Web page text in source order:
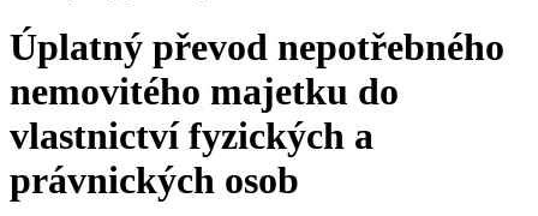
Úplatný převod nepotřebného
nemovitého majetku do
vlastnictví fyzických a
právnických osob